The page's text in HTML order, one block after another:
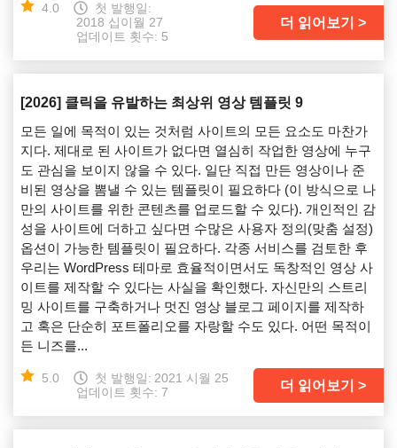
4.0
첫 발행일:
2018 십이월 27
업데이트 횟수: 5
더 읽어보기
[2026] 클릭을 유발하는 최상위 영상 템플릿 9
모든 일에 목적이 있는 것처럼 사이트의 모든 요소도 마찬가
지다. 제대로 된 사이트가 없다면 열심히 작업한 영상에 누구
도 관심을 보이지 않을 수 있다. 일단 직접 만든 영상이나 준
비된 영상을 뽐낼 수 있는 템플릿이 필요하다 (이 방식으로 나
만의 사이트를 위한 콘텐츠를 업로드할 수 있다). 개인적인 감
성을 사이트에 더하고 싶다면 수많은 사용자 정의(맞춤 설정)
옵션이 가능한 템플릿이 필요하다. 각종 서비스를 검토한 후
우리는 WordPress 테마로 효율적이면서도 독창적인 영상 사
이트를 제작할 수 있다는 사실을 확인했다. 자신만의 스트리
밍 사이트를 구축하거나 멋진 영상 블로그 페이지를 제작하
고 혹은 단순히 포트폴리오를 자랑할 수도 있다. 어떤 목적이
든 니즈를...
5.0 첫 발행일: 2021 시월 25
업데이트 횟수: 7
더 읽어보기